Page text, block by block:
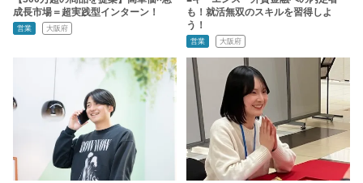
成長市場＝超実践型インターン！
営業 大阪府
も！就活無双のスキルを習得しよ
う！
営業 大阪府